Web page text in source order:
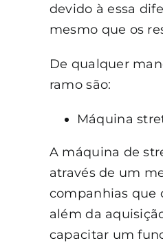
devido à essa
mesmo que os
De qualquer
ramo são:
Máquina
A máquina de
através de um
companhias que
além da
capacitar um